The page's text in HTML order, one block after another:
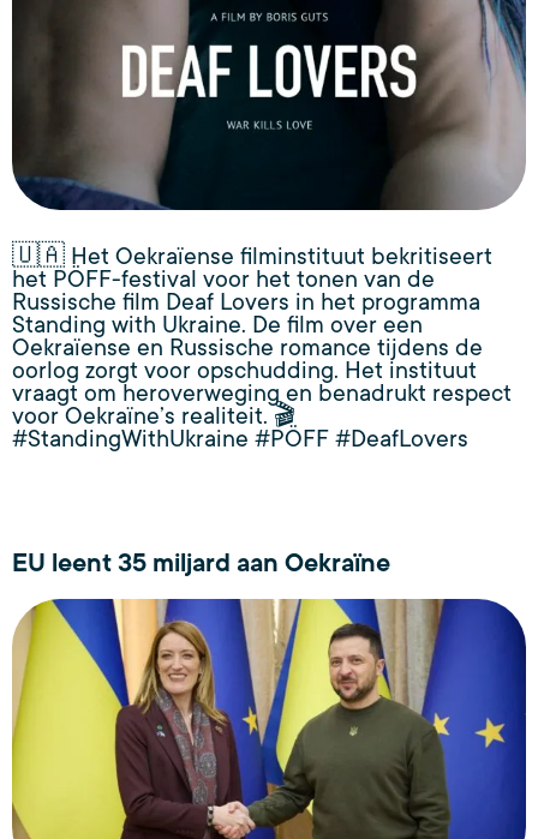
🇺🇦 Het Oekraïense filminstituut bekritiseert
het PÖFF-festival voor het tonen van de
Russische film Deaf Lovers in het programma
Standing with Ukraine. De film over een
Oekraïense en Russische romance tijdens de
oorlog zorgt voor opschudding. Het instituut
vraagt om heroverweging en benadrukt respect
voor Oekraïne’s realiteit. 🎬
#StandingWithUkraine #PÖFF #DeafLovers
EU leent 35 miljard aan Oekraïne